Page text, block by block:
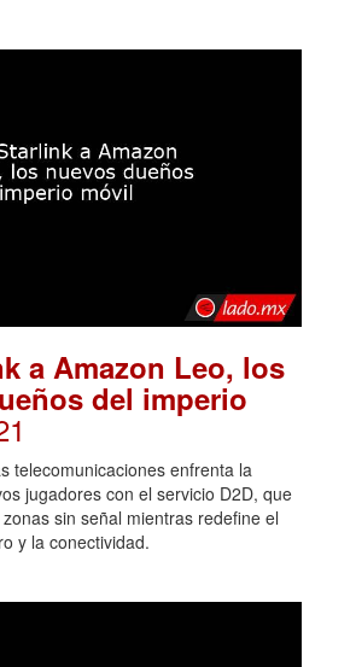
a Amazon Leo, los
del imperio
telecomunicaciones enfrenta la
jugadores con el servicio D2D, que
sin señal mientras redefine el
y la conectividad.